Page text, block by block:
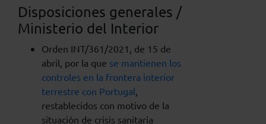
Disposiciones generales /
Ministerio del Interior
Orden INT/361/2021, de 15 de
abril, por la que se mantienen los
controles en la frontera interior
terrestre con Portugal,
restablecidos con motivo de la
situación de crisis sanitaria